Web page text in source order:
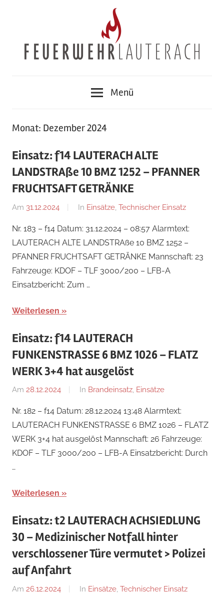
Lauterach
Menü
Monat: Dezember 2024
Einsatz: f14 LAUTERACH ALTE
LANDSTRAße 10 BMZ 1252 – PFANNER
FRUCHTSAFT GETRÄNKE
Am 31.12.2024
Von
Perl
In Einsätze Technischer Einsatz
Nr. 183 – f14 Datum: 31.12.2024 – 08:57 Alarmtext:
LAUTERACH ALTE LANDSTRAße 10 BMZ 1252 –
PFANNER FRUCHTSAFT GETRÄNKE Mannschaft: 23
Fahrzeuge: KDOF – TLF 3000/200 – LFB-A
Einsatzbericht: Zum …
Weiterlesen
Einsatz: f14 LAUTERACH
FUNKENSTRASSE 6 BMZ 1026 – FLATZ
WERK 3+4 hat ausgelöst
Am 28.12.2024
Von
Perl
In Brandeinsatz, Einsätze
Nr. 182 – f14 Datum: 28.12.2024 13:48 Alarmtext:
LAUTERACH FUNKENSTRASSE 6 BMZ 1026 – FLATZ
WERK 3+4 hat ausgelöst Mannschaft: 26 Fahrzeuge:
KDOF – TLF 3000/200 – LFB-A Einsatzbericht: Durch
…
Weiterlesen
Einsatz: t2 LAUTERACH ACHSIEDLUNG
30 – Medizinischer Notfall hinter
verschlossener Türe vermutet > Polizei
auf Anfahrt
Am 26.12.2024
Von
In Einsätze Technischer Einsatz